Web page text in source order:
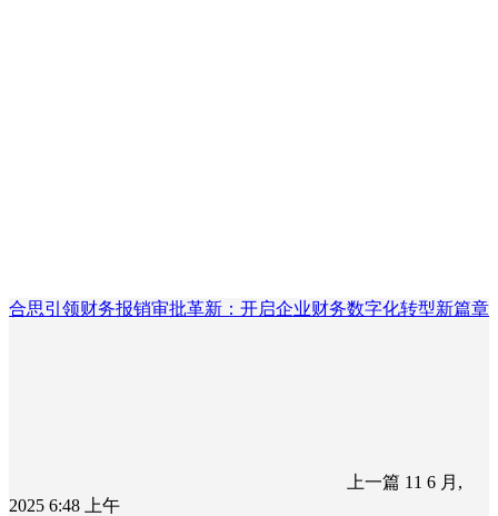
合思引领财务报销审批革新：开启企业财务数字化转型新篇章
上一篇 11 6 月,
2025 6:48 上午